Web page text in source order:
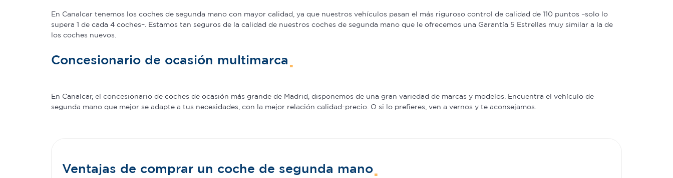
En Canalcar tenemos los coches de segunda mano con mayor calidad, ya que nuestros vehículos pasan el más riguroso control de calidad de 110 puntos –solo lo
supera 1 de cada 4 coches–. Estamos tan seguros de la calidad de nuestros coches de segunda mano que le ofrecemos una Garantía 5 Estrellas muy similar a la de
los coches nuevos.
Concesionario de ocasión multimarca
En Canalcar, el concesionario de coches de ocasión más grande de Madrid, disponemos de una gran variedad de marcas y modelos. Encuentra el vehículo de
segunda mano que mejor se adapte a tus necesidades, con la mejor relación calidad-precio. O si lo prefieres, ven a vernos y te aconsejamos.
Ventajas de comprar un coche de segunda mano